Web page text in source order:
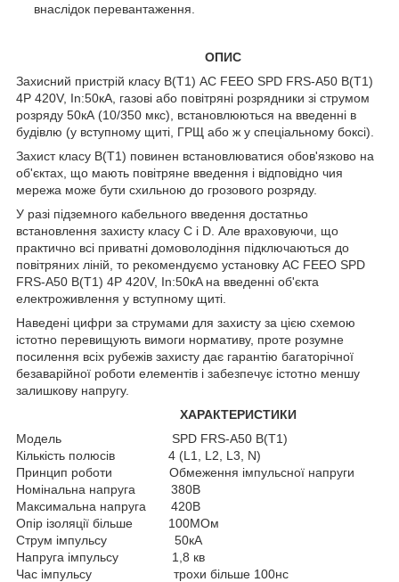
внаслідок перевантаження.
ОПИС
Захисний пристрій класу В(Т1) AC FEEO SPD FRS-A50 B(Т1)
4P 420V, In:50кA, газові або повітряні розрядники зі струмом
розряду 50кА (10/350 мкс), встановлюються на введенні в
будівлю (у вступному щиті, ГРЩ або ж у спеціальному боксі).
Захист класу В(Т1) повинен встановлюватися обов'язково на
об'єктах, що мають повітряне введення і відповідно чия
мережа може бути схильною до грозового розряду.
У разі підземного кабельного введення достатньо
встановлення захисту класу С і D. Але враховуючи, що
практично всі приватні домоволодіння підключаються до
повітряних ліній, то рекомендуємо установку AC FEEO SPD
FRS-A50 B(Т1) 4P 420V, In:50кA на введенні об'єкта
електроживлення у вступному щиті.
Наведені цифри за струмами для захисту за цією схемою
істотно перевищують вимоги нормативу, проте розумне
посилення всіх рубежів захисту дає гарантію багаторічної
безаварійної роботи елементів і забезпечує істотно меншу
залишкову напругу.
ХАРАКТЕРИСТИКИ
Модель SPD FRS-A50 B(Т1)
Кількість полюсів 4 (L1, L2, L3, N)
Принцип роботи Обмеження імпульсної напруги
Номінальна напруга 380В
Максимальна напруга 420В
Опір ізоляції більше 100МОм
Струм імпульсу 50кА
Напруга імпульсу 1,8 кв
Час імпульсу трохи більше 100нс